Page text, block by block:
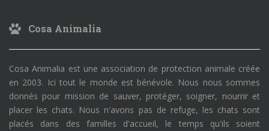
Cosa Animalia
Cosa Animalia est une association de protection animale créée
en 2003. Ici tout le monde est bénévole. Nous nous sommes
donnés pour mission de sauver, protéger, soigner, nourrir et
placer les chats. Nous n'avons pas de refuge, les chats sont
placés dans des familles d'accueil, le temps qu'ils soient